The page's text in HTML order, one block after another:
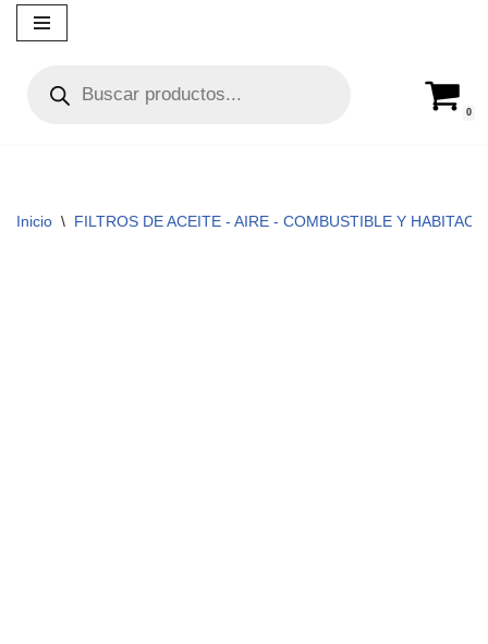
contenido
0
Inicio \ FILTROS DE ACEITE - AIRE - COMBUSTIBLE Y